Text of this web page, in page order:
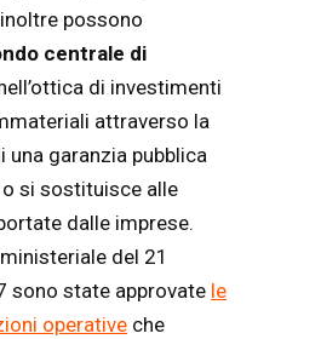
possono
centrale di
di investimenti
attraverso la
una garanzia pubblica
si sostituisce alle
dalle imprese.
del 21
sono state approvate le
operative che